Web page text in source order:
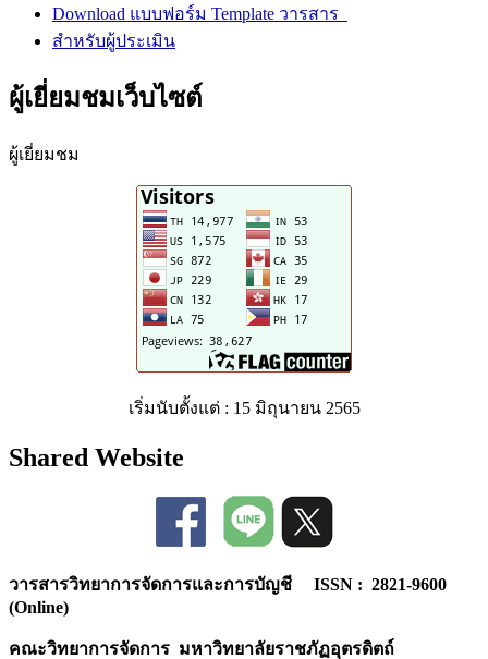
Download แบบฟอร์ม Template วารสาร
สำหรับผู้ประเมิน
ผู้เยี่ยมชมเว็บไซต์
ผู้เยี่ยมชม
เริ่มนับตั้งแต่ : 15 มิถุนายน 2565
Shared Website
วารสารวิทยาการจัดการและการบัญชี ISSN : 2821-9600
(Online)
คณะวิทยาการจัดการ มหาวิทยาลัยราชภัฏอุตรดิตถ์